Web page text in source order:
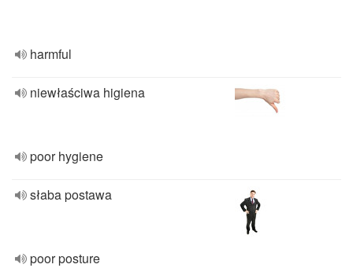
harmful
niewłaściwa higiena
poor hygiene
słaba postawa
poor posture